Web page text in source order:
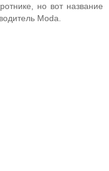
но вот название
Moda.